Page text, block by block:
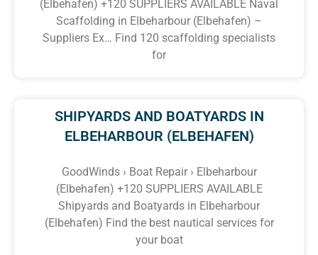
(Elbehafen) +120 SUPPLIERS AVAILABLE Naval
Scaffolding in Elbeharbour (Elbehafen) –
Suppliers Ex… Find 120 scaffolding specialists
for
SHIPYARDS AND BOATYARDS IN
ELBEHARBOUR (ELBEHAFEN)
GoodWinds › Boat Repair › Elbeharbour
(Elbehafen) +120 SUPPLIERS AVAILABLE
Shipyards and Boatyards in Elbeharbour
(Elbehafen) Find the best nautical services for
your boat